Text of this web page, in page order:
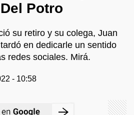
Potro
su retiro y su colega, Juan
en dedicarle un sentido
redes sociales. Mirá.
- 10:58